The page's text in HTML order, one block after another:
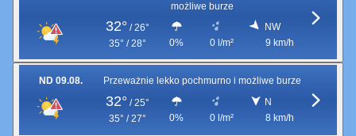
możliwe burze
32° / 26°
35° / 28°
0% 0 l/m²
NW
9 km/h
ND 09.08. Przeważnie lekko pochmurno i możliwe burze
32° / 25°
35° / 27°
0% 0 l/m²
N
8 km/h